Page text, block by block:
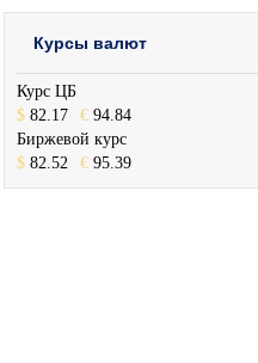
Курсы валют
Курс ЦБ
$ 82.17 € 94.84
Биржевой курс
$ 82.52 € 95.39